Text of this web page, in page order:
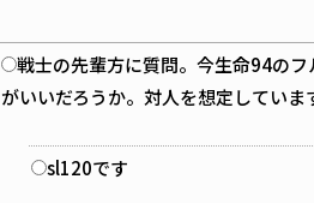
戦士の先輩方に質問。今生命94の
がいいだろうか。対人を想定していま
sl120です